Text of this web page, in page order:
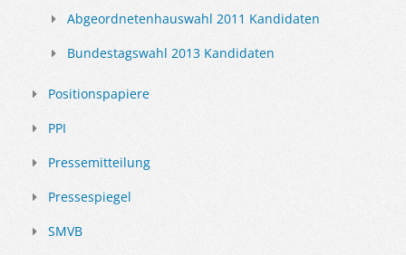
Abgeordnetenhauswahl 2011 Kandidaten
Bundestagswahl 2013 Kandidaten
Positionspapiere
PPI
Pressemitteilung
Pressespiegel
SMVB